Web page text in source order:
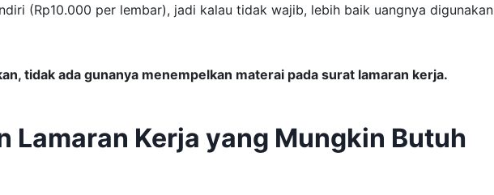
(Rp10.000 per lembar), jadi kalau tidak wajib, lebih baik uangnya digunakan
tidak ada gunanya menempelkan materai pada surat lamaran kerja.
Lamaran Kerja yang Mungkin Butuh